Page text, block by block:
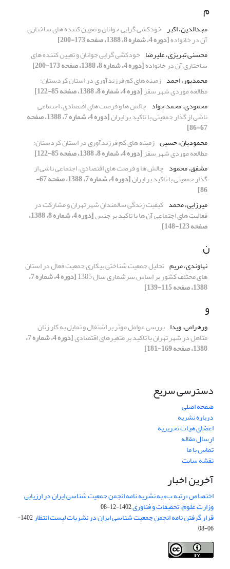
م
مجدالدین، اکبر خودکشی گرایی جوانان و تعیین کننده های ساختاری
آن در خانواده[دوره 4، شماره 8، 1388، صفحه 173-200]
محسنی تبریزی، علیرضا خودکشی گرایی جوانان و تعیین کننده های
ساختاری آن در خانواده[دوره 4، شماره 8، 1388، صفحه 173-200]
محمدپور، احمد زمینه های کم فرزندآوری در استان کردستان:
مطالعه موردی شهر سقز[دوره 4، شماره 8، 1388، صفحه 85-122]
محمودی، محمد جواد چالش ها و فرصت های اقتصادی، اجتماعی
ناشی از گذار جمعیتی با تاکید بر ایران [دوره 4، شماره 7، 1388، صفحه
67-86]
محمودیان، حسین زمینه های کم فرزندآوری در استان کردستان:
مطالعه موردی شهر سقز[دوره 4، شماره 8، 1388، صفحه 85-122]
مشفق، محمود چالش ها و فرصت های اقتصادی، اجتماعی ناشی از
گذار جمعیتی با تاکید بر ایران [دوره 4، شماره 7، 1388، صفحه 67-
86]
میرزایی، محمد کیفیت زندگی سالمندان شهر تهران و مشارکت در
فعالیت های اجتماعی آن ها با تاکید بر جنس [دوره 4، شماره 8، 1388،
صفحه 123-148]
ن
نهاوندی، مریم تحلیل جمعیت شناختی بیکاری جمعیت فعال در استان
های مختلف کشور بر اساس سرشماری سال 1385 [دوره 4، شماره 7،
1388، صفحه 115-139]
و
ورهرامی، ویدا بررسی عوامل موثر بر اشتغال و تمایل به کار زنان
متاهل در شهر تهران با تاکید بر متغیرهای اقتصادی [دوره 4، شماره 7،
1388، صفحه 169-181]
دسترسی سریع
صفحه اصلی
درباره نشریه
اعضای هیات تحریریه
ارسال مقاله
تماس با ما
نقشه سایت
آخرین اخبار
اختصاص «رتبه ب» به نشریه نامه انجمن جمعیت شناسی ایران در ارزیابی
وزارت علوم، تحقیقات و فناوری1402-12-08
قرار گرفتن نامه انجمن جمعیت شناسی ایران در نشریات لیست انتظار
1402-
06-08